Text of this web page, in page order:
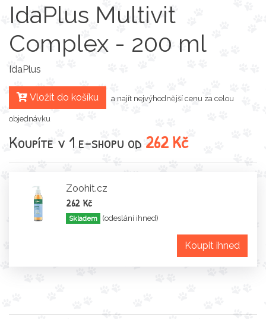
IdaPlus Multivit
Complex - 200 ml
IdaPlus
Vložit do košíku a najít nejvýhodnější cenu za celou
objednávku
Koupíte v 1 e-shopu od 262 Kč
Zoohit.cz
262 Kč
Skladem (odeslání ihned)
Koupit ihned